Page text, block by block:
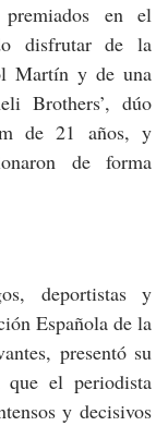
en el
disfrutar de la
Martín y de una
Brothers’, dúo
de 21 años, y
de forma
deportistas y
Española de la
presentó su
que el periodista
y decisivos